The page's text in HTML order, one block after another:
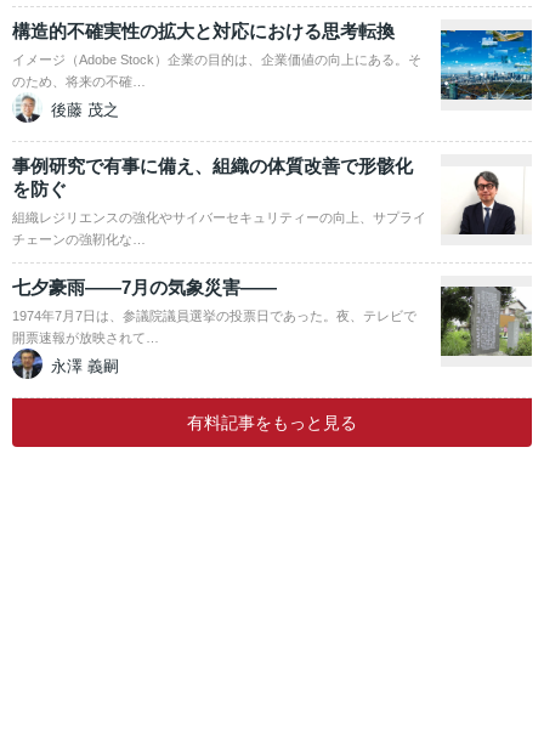
構造的不確実性の拡大と対応における思考転換
イメージ（Adobe Stock）企業の目的は、企業価値の向上にある。そ
のため、将来の不確…
後藤 茂之
事例研究で有事に備え、組織の体質改善で形骸化
を防ぐ
組織レジリエンスの強化やサイバーセキュリティーの向上、サプライ
チェーンの強靭化な…
七夕豪雨――7月の気象災害――
1974年7月7日は、参議院議員選挙の投票日であった。夜、テレビで
開票速報が放映されて…
永澤 義嗣
有料記事をもっと見る